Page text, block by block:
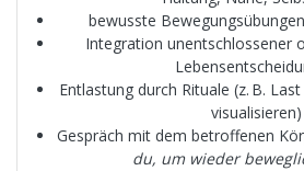
bewusste
Integration unentschlossener
Entlastung durch Rituale (z. B.
visualisieren)
Gespräch mit dem betroffenen
du, um wieder